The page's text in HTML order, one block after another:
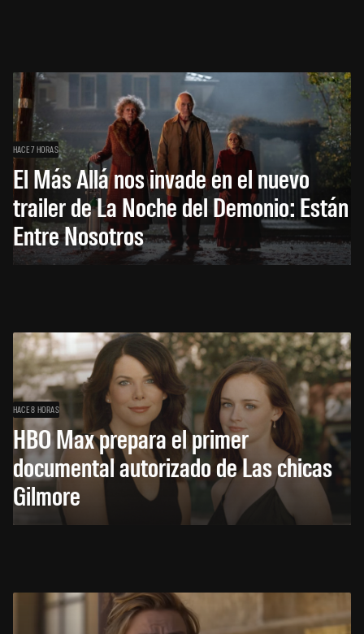
HACE 7 HORAS
El Más Allá nos invade en el nuevo
trailer de La Noche del Demonio: Están
Entre Nosotros
HACE 8 HORAS
HBO Max prepara el primer
documental autorizado de Las chicas
Gilmore